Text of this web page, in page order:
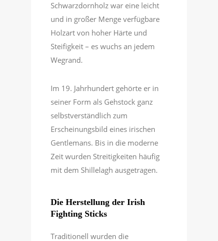
Schwarzdornholz war eine leicht
und in großer Menge verfügbare
Holzart von hoher Härte und
Steifigkeit – es wuchs an jedem
Wegrand.
Im 19. Jahrhundert gehörte er in
seiner Form als Gehstock ganz
selbstverständlich zum
Erscheinungsbild eines irischen
Gentlemans. Bis in die moderne
Zeit wurden Streitigkeiten häufig
mit dem Shillelagh ausgetragen.
Die Herstellung der Irish
Fighting Sticks
Traditionell wurden die